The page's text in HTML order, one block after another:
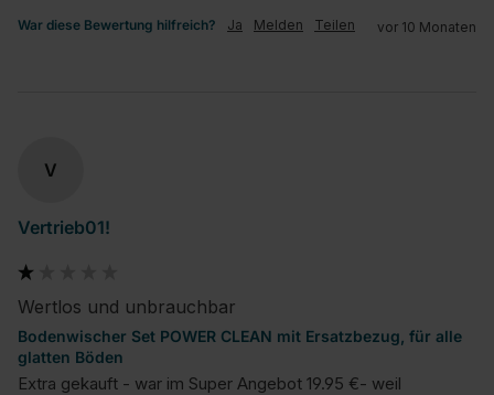
War diese Bewertung hilfreich? Ja Melden Teilen vor 10 Monaten
V
Vertrieb01!
Wertlos und unbrauchbar
Bodenwischer Set POWER CLEAN mit Ersatzbezug, für alle
glatten Böden
Extra gekauft - war im Super Angebot 19.95 €- weil